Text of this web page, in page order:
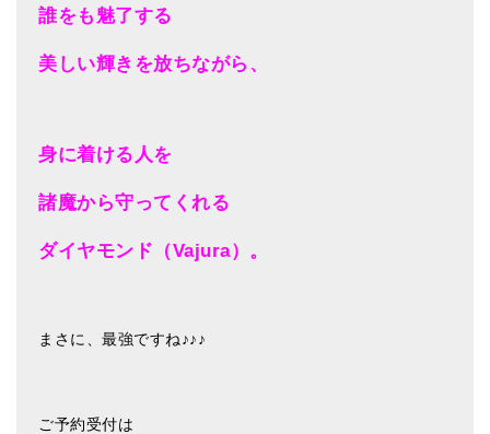
誰をも魅了する
美しい輝きを放ちながら、
身に着ける人を
諸魔から守ってくれる
ダイヤモンド（Vajura）。
まさに、最強ですね♪♪♪
ご予約受付は